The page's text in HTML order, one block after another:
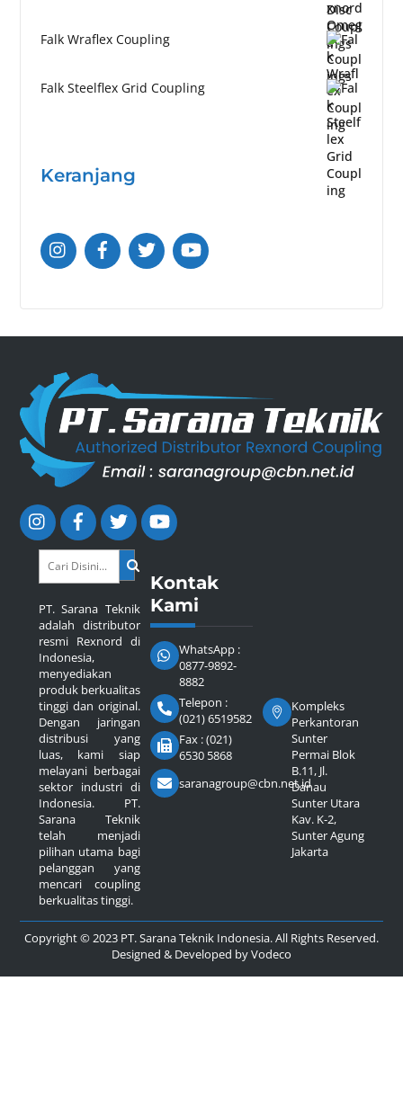
Falk Wraflex Coupling
Falk Steelflex Grid Coupling
Keranjang
PT. Sarana Teknik
adalah distributor
resmi Rexnord di
Indonesia,
menyediakan
produk berkualitas
tinggi dan original.
Dengan jaringan
distribusi yang
luas, kami siap
melayani berbagai
sektor industri di
Indonesia. PT.
Sarana Teknik
telah menjadi
pilihan utama bagi
pelanggan yang
mencari coupling
berkualitas tinggi.
Kontak
Kami
WhatsApp :
0877-9892-
8882
Telepon :
(021) 6519582
Fax : (021)
6530 5868
saranagroup@cbn.net.id
Kompleks
Perkantoran
Sunter
Permai Blok
B.11, Jl.
Danau
Sunter Utara
Kav. K-2,
Sunter Agung
Jakarta
Copyright © 2023 PT. Sarana Teknik Indonesia. All Rights Reserved.
Designed & Developed byVodeco